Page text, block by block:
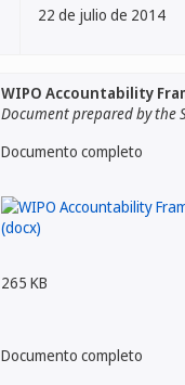
22 de julio de 2014
WIPO Accountability
Document prepared by the
Documento completo
265 KB
Documento completo